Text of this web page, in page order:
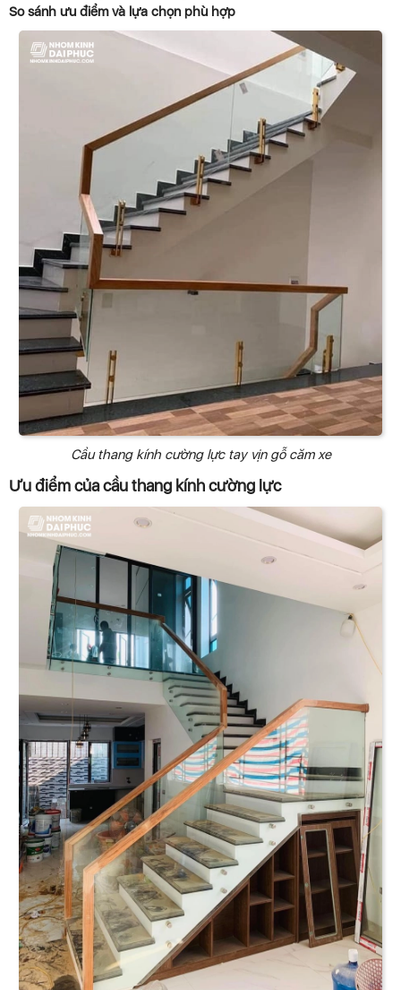
So sánh ưu điểm và lựa chọn phù hợp
Cầu thang kính cường lực tay vịn gỗ căm xe
Ưu điểm của cầu thang kính cường lực